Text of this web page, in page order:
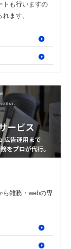
トも行いますの
ます。
ら雑務・webの専